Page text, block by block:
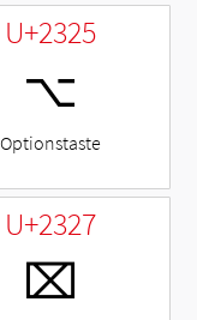
U+2325
⌥
Optionstaste
U+2327
⌧